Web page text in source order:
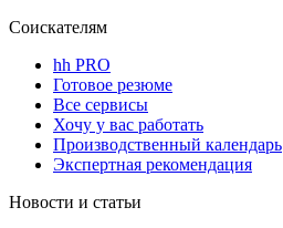
Соискателям
hh PRO
Готовое резюме
Все сервисы
Хочу у вас работать
Производственный календарь
Экспертная рекомендация
Новости и статьи